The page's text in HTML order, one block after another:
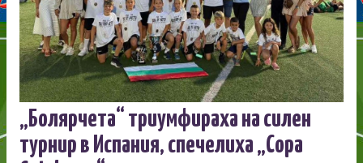
„Болярчета“ триумфираха на силен
турнир в Испания, спечелиха „Copa